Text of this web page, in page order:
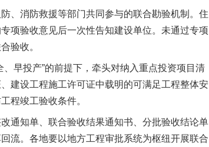
消防救援等部门共同参与的联合勘验机制。住
项验收意见后一次性告知建设单位。未通过专项
验收。
早投产”的前提下，牵头对纳入重点投资项目清
建设工程施工许可证中载明的可满足工程整体安
程竣工验收条件。
知单、联合验收结果通知书、分批验收结论单
流。各地要以地方工程审批系统为枢纽开展联合